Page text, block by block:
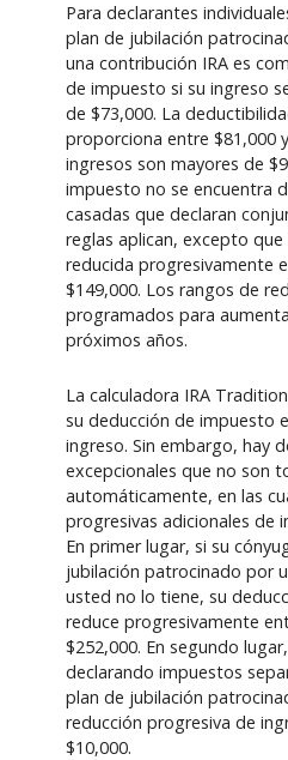
Para declarantes
plan de jubilación
una contribución IRA es
de impuesto si su ingreso
de $73,000. La
proporciona entre $81,000
ingresos son mayores de
impuesto no se encuentra
casadas que declaran
reglas aplican, excepto que
reducida progresivamente
$149,000. Los rangos de
programados para
próximos años.
La calculadora IRA
su deducción de impuesto
ingreso. Sin embargo, hay
excepcionales que no son
automáticamente, en las
progresivas adicionales de
En primer lugar, si su
jubilación patrocinado por
usted no lo tiene, su
reduce progresivamente
$252,000. En segundo
declarando impuestos
plan de jubilación
reducción progresiva de
$10,000.